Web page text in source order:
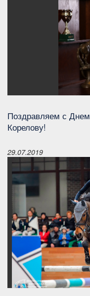
Поздравляем с
Корелову!
29.07.2019